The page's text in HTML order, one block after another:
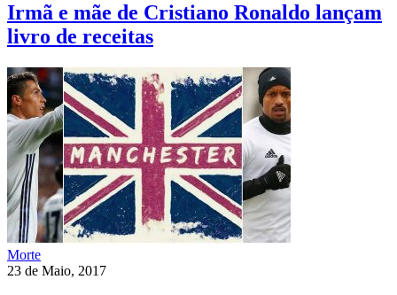
Irmã e mãe de Cristiano Ronaldo lançam
livro de receitas
Morte
23 de Maio, 2017